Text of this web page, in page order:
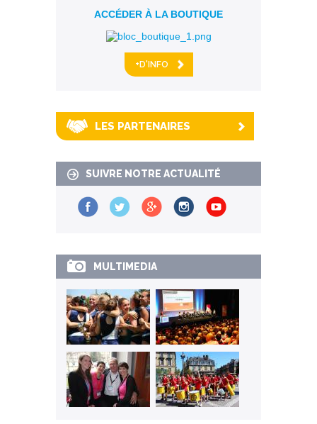
ACCÉDER À LA BOUTIQUE
+D'INFO
LES PARTENAIRES
SUIVRE NOTRE ACTUALITÉ
MULTIMEDIA